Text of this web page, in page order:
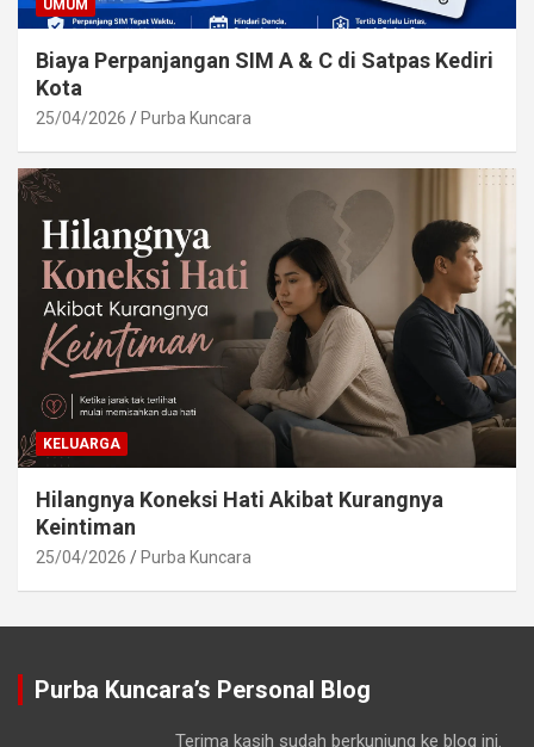
UMUM
Biaya Perpanjangan SIM A & C di Satpas Kediri
Kota
25/04/2026 Purba Kuncara
KELUARGA
Hilangnya Koneksi Hati Akibat Kurangnya
Keintiman
25/04/2026 Purba Kuncara
Purba Kuncara’s Personal Blog
Terima kasih sudah berkunjung ke blog ini.